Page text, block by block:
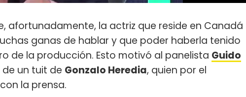
afortunadamente, la actriz que reside en Canadá
ganas de hablar y que poder haberla tenido
de la producción. Esto motivó al panelista Guido
un tuit de Gonzalo Heredia, quien por el
la prensa.